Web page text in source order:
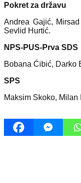
Pokret za državu
Andrea Gajić,
Sevlid Hurtić.
NPS-PUS-Prva SDS
Bobana Ćibić, Darko
SPS
Maksim Skoko,